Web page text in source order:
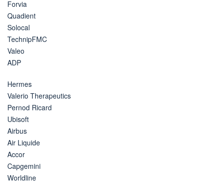
Forvia
Quadient
Solocal
TechnipFMC
Valeo
ADP
Hermes
Valerio Therapeutics
Pernod Ricard
Ubisoft
Airbus
Air Liquide
Accor
Capgemini
Worldline